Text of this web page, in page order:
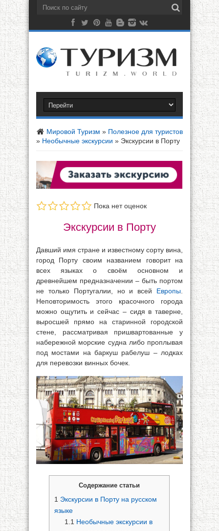
Мировой Туризм » Полезное для туристов
» Необычные экскурсии » Экскурсии в Порту
Пока нет оценок
Экскурсии в Порту
Давший имя стране и известному сорту вина,
город Порту своим названием говорит на
всех языках о своём основном и
древнейшем предназначении – быть портом
не только Португалии, но и всей Европы.
Неповторимость этого красочного города
можно ощутить и сейчас – сидя в таверне,
выросшей прямо на старинной городской
стене, рассматривая пришвартованные у
набережной морские судна либо проплывая
под мостами на баркуш рабелуш – лодках
для перевозки винных бочек.
Содержание статьи
1 Экскурсии в Порту на русском
языке
1.1 Необычные экскурсии в